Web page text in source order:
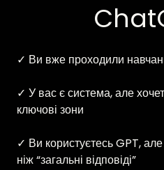
✓ Ви вже проходили
✓ У вас є система, але
ключові зони
✓ Ви користуєтесь GPT,
ніж “загальні відповіді”